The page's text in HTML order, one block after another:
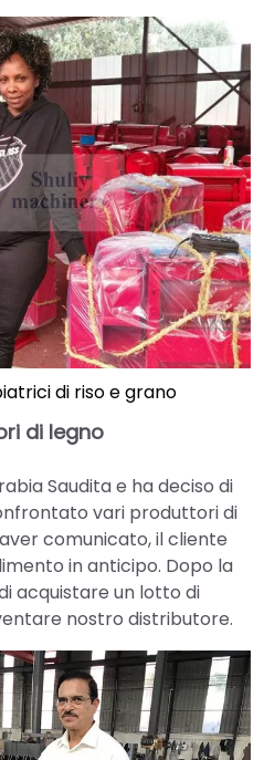
di riso e grano
di legno
Saudita e ha deciso di
vari produttori di
comunicato, il cliente
in anticipo. Dopo la
acquistare un lotto di
nostro distributore.